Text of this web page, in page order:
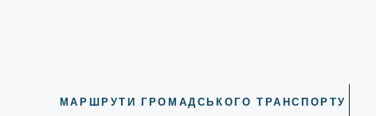
МАРШРУТИ ГРОМАДСЬКОГО ТРАНСПОРТУ